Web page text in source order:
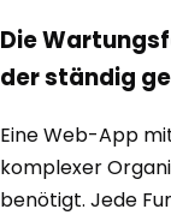
Die
der ständig
Eine Web-App
komplexer
benötigt. Jede